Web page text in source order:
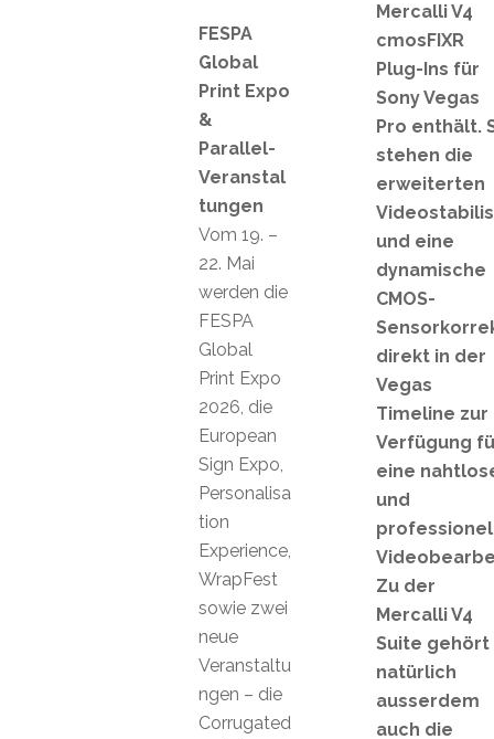
Mercalli V4
cmosFIXR
Plug-Ins für
Sony Vegas
Pro enthält.
stehen die
erweiterten
und eine
dynamische
CMOS-
direkt in der
Vegas
Timeline zur
Verfügung
eine
und
Zu der
Mercalli V4
Suite gehört
natürlich
ausserdem
auch die
FESPA
Global
Print Expo
&
Parallel-
Veranstal
tungen
Vom 19. –
22. Mai
werden die
FESPA
Global
Print Expo
2026, die
European
Sign Expo,
Personalisa
tion
Experience,
WrapFest
sowie zwei
neue
Veranstaltu
ngen – die
Corrugated